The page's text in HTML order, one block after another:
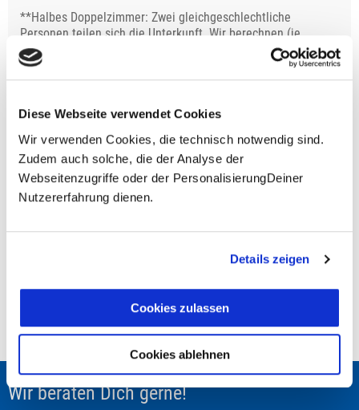
Diese Webseite verwendet Cookies
Wir verwenden Cookies, die technisch notwendig sind.
Zudem auch solche, die der Analyse der
Webseitenzugriffe oder der PersonalisierungDeiner
Nutzererfahrung dienen.
Details zeigen
Cookies zulassen
Cookies ablehnen
**Halbes Doppelzimmer: Zwei gleichgeschlechtliche
Personen teilen sich die Unterkunft. Wir berechnen (je
nach Reise) bei Buchung entweder den halben, einen
reduzierten oder den gesamten Einzelzimmerzuschlag.
Finden wir eine/n Partner/in, dann erhältst Du den
Fragen zur Buchung?
Leistungsbeginn befindet sich in der Vergangenheit
Wir beraten Dich gerne!